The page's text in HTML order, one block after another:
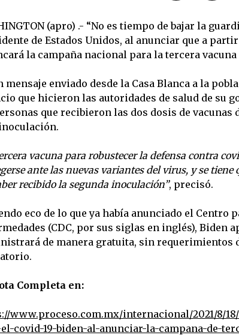
(apro) .- “No es tiempo de bajar la
de Estados Unidos, al anunciar que a
la campaña nacional para la tercera vacuna
mensaje enviado desde la Casa Blanca a la
que hicieron las autoridades de salud de su
que recibieron las dos dosis de vacunas
vacuna para robustecer la defensa contra
ante las nuevas variantes del virus, y se
recibido la segunda inoculación”, precisó.
eco de lo que ya había anunciado el Centro
(CDC, por sus siglas en inglés), Biden
de manera gratuita, sin requerimientos
Completa en:
www.proceso.com.mx/internacional/2021/8/
covid-19-biden-al-anunciar-la-campana-de-